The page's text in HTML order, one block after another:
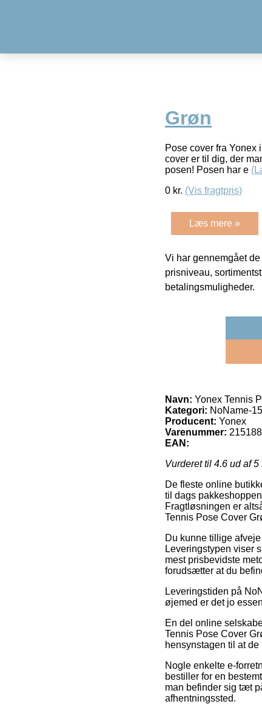
Grøn
Pose cover fra Yonex
cover er til dig, der
posen! Posen har e
0 kr. (Vis fragtpris)
Læs mere »
Vi har gennemgået
prisniveau,
betalingsmuligheder.
Navn: Yonex Tennis
Kategori: NoName-
Producent: Yonex
Varenummer: 215188
EAN:
Vurderet til 4.6 ud af 5
De fleste online
til dags
Fragtløsningen er
Tennis Pose Cover
Du kunne tillige
Leveringstypen viser
mest prisbevidste
forudsætter at du
Leveringstiden på
øjemed er det jo
En del online
Tennis Pose Cover
hensynstagen til at
Nogle enkelte e-
bestiller for en
man befinder sig tæt
afhentningssted.